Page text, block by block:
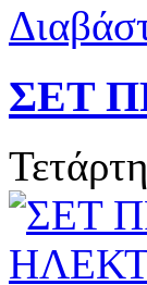
ΣΕΤ